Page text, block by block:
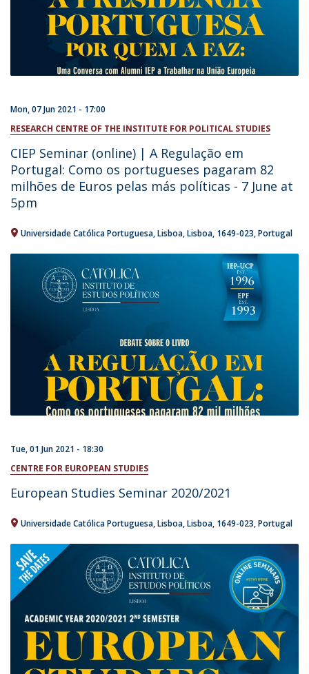
Mon, 07 Jun 2021 - 17:00
RESEARCH CENTRE OF THE INSTITUTE FOR POLITICAL STUDIES
CIEP Seminar (online) | A Regulação em
Portugal: Como os portugueses pagaram 82
milhões de Euros pelas más políticas - 7 June at
5pm
Universidade Católica Portuguesa Lisboa Lisboa 1649-023 Portugal
Tue, 01 Jun 2021 - 18:30
CENTRE FOR EUROPEAN STUDIES
European Studies Seminar 2020/2021
Universidade Católica Portuguesa Lisboa Lisboa 1649-023 Portugal